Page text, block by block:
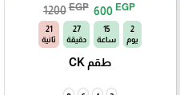
1200 EGP 600 EGP
2
يوم
15
ساعة
27
دقيقة
20
ثانية
طقم CK